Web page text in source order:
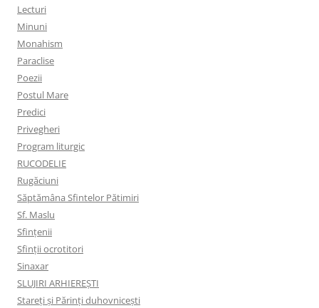
Lecturi
Minuni
Monahism
Paraclise
Poezii
Postul Mare
Predici
Privegheri
Program liturgic
RUCODELIE
Rugăciuni
Săptămâna Sfintelor Pătimiri
Sf. Maslu
Sfințenii
Sfinții ocrotitori
Sinaxar
SLUJIRI ARHIEREȘTI
Stareți și Părinți duhovnicești